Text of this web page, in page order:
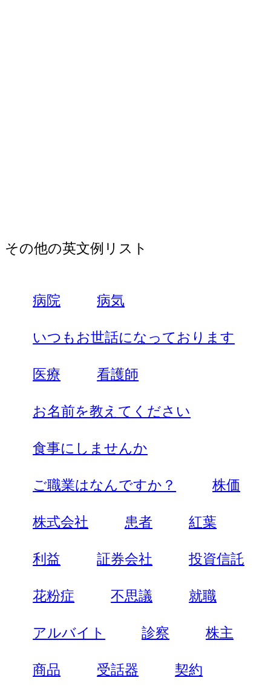
その他の英文例リスト
病院 病気
いつもお世話になっております
医療 看護師
お名前を教えてください
食事にしませんか
ご職業はなんですか？ 株価
株式会社 患者 紅葉
利益 証券会社 投資信託
花粉症 不思議 就職
アルバイト 診察 株主
商品 受話器 契約